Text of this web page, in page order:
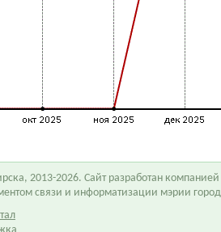
2013-2026. Сайт разработан компанией
связи и информатизации мэрии